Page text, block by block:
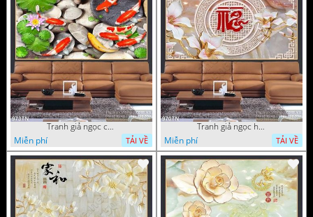
Tranh giả ngọc cá Koi
Miễn phí
TẢI VỀ
Tranh giả ngọc hoa cổ điển
Miễn phí
TẢI VỀ